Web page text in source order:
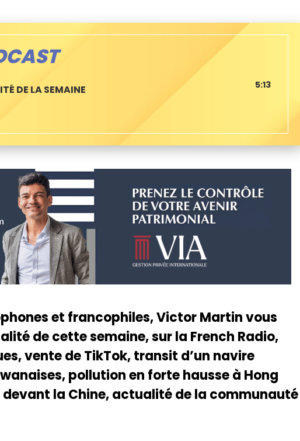
DE LA SEMAINE 5:13
et francophiles, Victor Martin vous
de cette semaine, sur la French Radio,
vente de TikTok, transit d’un navire
pollution en forte hausse à Hong
la Chine, actualité de la communauté